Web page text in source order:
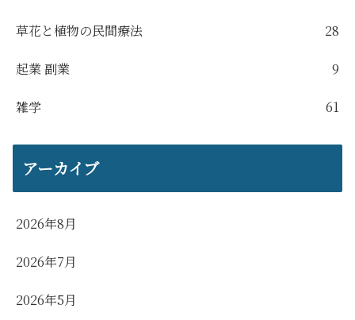
草花と植物の民間療法 28
起業 副業 9
雑学 61
アーカイブ
2026年8月
2026年7月
2026年5月